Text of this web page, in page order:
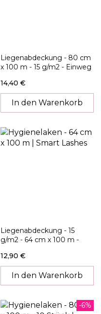
Liegenabdeckung - 80 cm
x 100 m - 15 g/m2 - Einweg
14,40 €
In den Warenkorb
Liegenabdeckung - 15
g/m2 - 64 cm x 100 m -
12,90 €
In den Warenkorb
-6%